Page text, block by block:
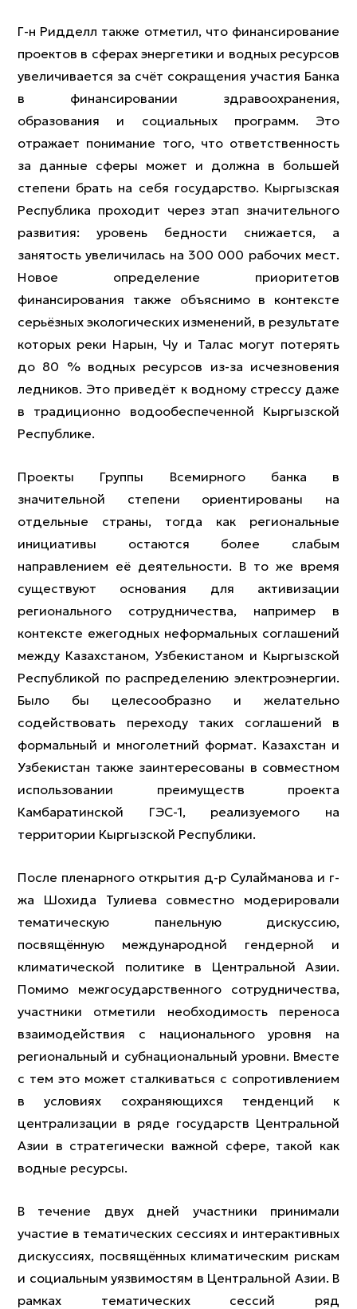
Г-н Ридделл также отметил, что финансирование
проектов в сферах энергетики и водных ресурсов
увеличивается за счёт сокращения участия Банка
в финансировании здравоохранения,
образования и социальных программ. Это
отражает понимание того, что ответственность
за данные сферы может и должна в большей
степени брать на себя государство. Кыргызская
Республика проходит через этап значительного
развития: уровень бедности снижается, а
занятость увеличилась на 300 000 рабочих мест.
Новое определение приоритетов
финансирования также объяснимо в контексте
серьёзных экологических изменений, в результате
которых реки Нарын, Чу и Талас могут потерять
до 80 % водных ресурсов из-за исчезновения
ледников. Это приведёт к водному стрессу даже
в традиционно водообеспеченной Кыргызской
Республике.
Проекты Группы Всемирного банка в
значительной степени ориентированы на
отдельные страны, тогда как региональные
инициативы остаются более слабым
направлением её деятельности. В то же время
существуют основания для активизации
регионального сотрудничества, например в
контексте ежегодных неформальных соглашений
между Казахстаном, Узбекистаном и Кыргызской
Республикой по распределению электроэнергии.
Было бы целесообразно и желательно
содействовать переходу таких соглашений в
формальный и многолетний формат. Казахстан и
Узбекистан также заинтересованы в совместном
использовании преимуществ проекта
Камбаратинской ГЭС-1, реализуемого на
территории Кыргызской Республики.
После пленарного открытия д-р Сулайманова и г-
жа Шохида Тулиева совместно модерировали
тематическую панельную дискуссию,
посвящённую международной гендерной и
климатической политике в Центральной Азии.
Помимо межгосударственного сотрудничества,
участники отметили необходимость переноса
взаимодействия с национального уровня на
региональный и субнациональный уровни. Вместе
с тем это может сталкиваться с сопротивлением
в условиях сохраняющихся тенденций к
централизации в ряде государств Центральной
Азии в стратегически важной сфере, такой как
водные ресурсы.
В течение двух дней участники принимали
участие в тематических сессиях и интерактивных
дискуссиях, посвящённых климатическим рискам
и социальным уязвимостям в Центральной Азии. В
рамках тематических сессий ряд